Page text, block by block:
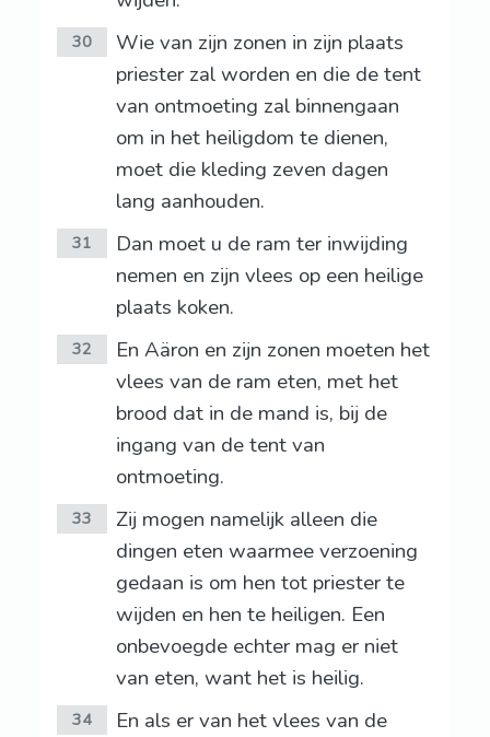
30
Wie van zijn zonen in zijn plaats
priester zal worden en die de tent
van ontmoeting zal binnengaan
om in het heiligdom te dienen,
moet die kleding zeven dagen
lang aanhouden.
31
Dan moet u de ram ter inwijding
nemen en zijn vlees op een heilige
plaats koken.
32
En Aäron en zijn zonen moeten het
vlees van de ram eten, met het
brood dat in de mand is, bij de
ingang van de tent van
ontmoeting.
33
Zij mogen namelijk alleen die
dingen eten waarmee verzoening
gedaan is om hen tot priester te
wijden en hen te heiligen. Een
onbevoegde echter mag er niet
van eten, want het is heilig.
34
En als er van het vlees van de